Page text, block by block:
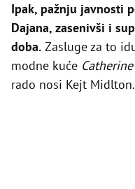
Ipak, pažnju javnosti
Dajana, zasenivši i
doba. Zasluge za to
modne kuće
rado nosi Kejt Midlton.